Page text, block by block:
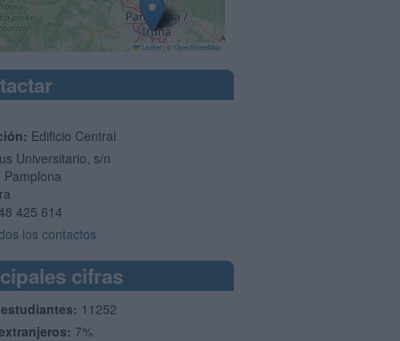
Leaflet © OpenStreetMap
Edificio Central
Universitario, s/n
Pamplona
425 614
los contactos
cifras
estudiantes: 11252
7%